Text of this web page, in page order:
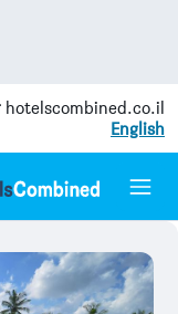
hotelscombined.co.il
English